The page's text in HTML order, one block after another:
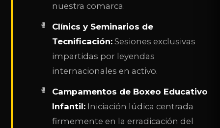
nuestra comarca.
Clínics y Seminarios de
Tecnificación: Sesiones exclusivas
impartidas por leyendas
internacionales en activo.
Campamentos de Boxeo Educativo
Infantil: Iniciación lúdica centrada
firmemente en la erradicación del